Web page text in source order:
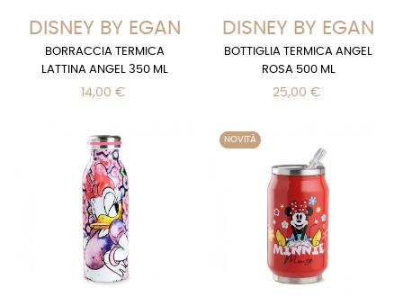
DISNEY BY EGAN
BORRACCIA TERMICA
LATTINA ANGEL 350 ML
14,00 €
DISNEY BY EGAN
BOTTIGLIA TERMICA ANGEL
ROSA 500 ML
25,00 €
NOVITÀ